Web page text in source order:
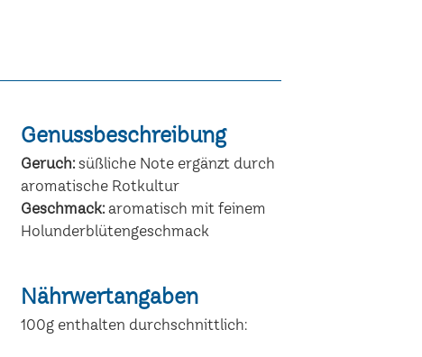
Genussbeschreibung
Geruch:süßliche Note ergänzt durch
aromatische Rotkultur
Geschmack:aromatisch mit feinem
Holunderblütengeschmack
Nährwertangaben
100g enthalten durchschnittlich: